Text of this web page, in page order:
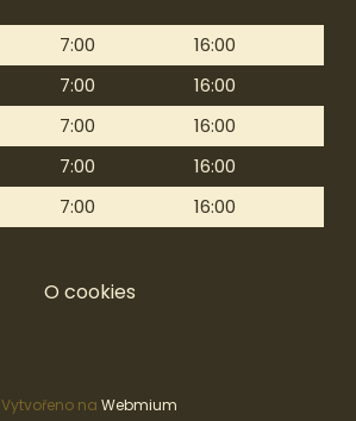
7:00
16:00
7:00
16:00
7:00
16:00
7:00
16:00
7:00 16:00
O cookies
Vytvořeno na Webmium